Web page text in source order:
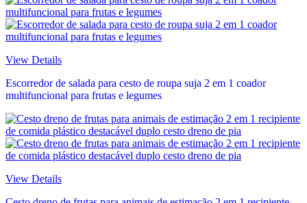
View Details
Escorredor de salada para cesto de roupa suja 2 em 1 coador
multifuncional para frutas e legumes
View Details